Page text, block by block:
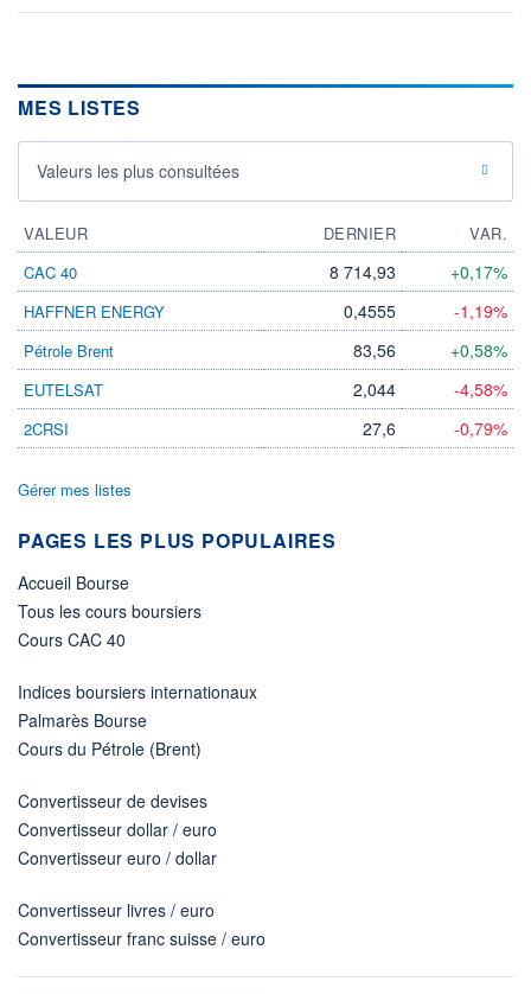
MES LISTES
Valeurs les plus consultées
VALEUR DERNIER
VAR.
CAC 40
8 714,93 +0,17%
HAFFNER ENERGY 0,4555 -1,19%
Pétrole Brent 83,56 +0,58%
EUTELSAT 2,044 -4,58%
2CRSI 27,6 -0,79%
Gérer mes listes
PAGES LES PLUS POPULAIRES
Accueil Bourse
Tous les cours boursiers
Cours CAC 40
Indices boursiers internationaux
Palmarès Bourse
Cours du Pétrole (Brent)
Convertisseur de devises
Convertisseur dollar / euro
Convertisseur euro / dollar
Convertisseur livres / euro
Convertisseur franc suisse / euro